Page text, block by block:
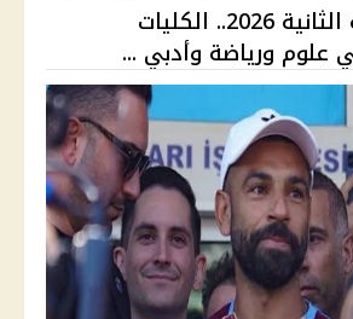
تنسيق المرحلة الثانية 2026.. الكليات
علوم ورياضة وأدبي ...